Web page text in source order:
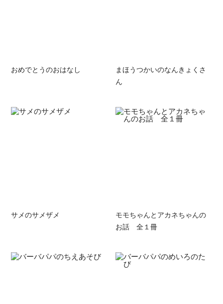
おめでとうのおはなし
まほうつかいのなんきょくさ
ん
サメのサメザメ
モモちゃんとアカネちゃんの
お話 全１冊